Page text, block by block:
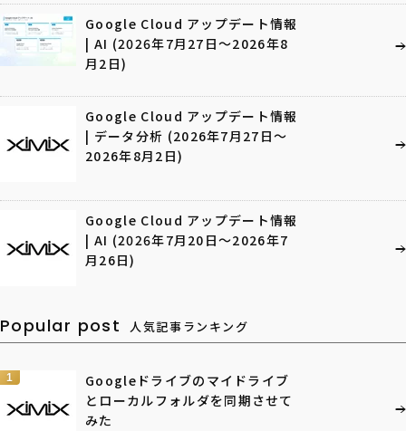
Google Cloud アップデート情報
| AI (2026年7月27日〜2026年8
月2日)
Google Cloud アップデート情報
| データ分析 (2026年7月27日〜
2026年8月2日)
Google Cloud アップデート情報
| AI (2026年7月20日〜2026年7
月26日)
Popular post 人気記事ランキング
1
Googleドライブのマイドライブ
とローカルフォルダを同期させて
みた